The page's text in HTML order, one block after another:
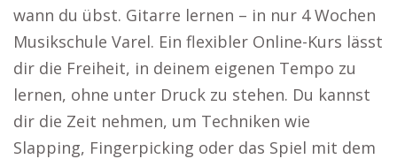
wann du übst. Gitarre lernen – in nur 4 Wochen
Musikschule Varel. Ein flexibler Online-Kurs lässt
dir die Freiheit, in deinem eigenen Tempo zu
lernen, ohne unter Druck zu stehen. Du kannst
dir die Zeit nehmen, um Techniken wie
Slapping, Fingerpicking oder das Spiel mit dem